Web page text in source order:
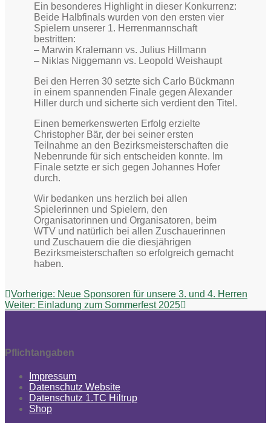
Ein besonderes Highlight in dieser Konkurrenz:
Beide Halbfinals wurden von den ersten vier
Spielern unserer 1. Herrenmannschaft
bestritten:
– Marwin Kralemann vs. Julius Hillmann
– Niklas Niggemann vs. Leopold Weishaupt
Bei den Herren 30 setzte sich Carlo Bückmann
in einem spannenden Finale gegen Alexander
Hiller durch und sicherte sich verdient den Titel.
Einen bemerkenswerten Erfolg erzielte
Christopher Bär, der bei seiner ersten
Teilnahme an den Bezirksmeisterschaften die
Nebenrunde für sich entscheiden konnte. Im
Finale setzte er sich gegen Johannes Hofer
durch.
Wir bedanken uns herzlich bei allen
Spielerinnen und Spielern, den
Organisatorinnen und Organisatoren, beim
WTV und natürlich bei allen Zuschauerinnen
und Zuschauern die die diesjährigen
Bezirksmeisterschaften so erfolgreich gemacht
haben.
Beitragsnavigation
Vorherige: Vorheriger
Beitrag:
Neue Sponsoren für unsere 3. und 4. Herren
Weiter: Nächster
Einladung zum Sommerfest 2025
Pflichtangaben
Impressum
Datenschutz Website
Datenschutz 1.TC Hiltrup
Shop